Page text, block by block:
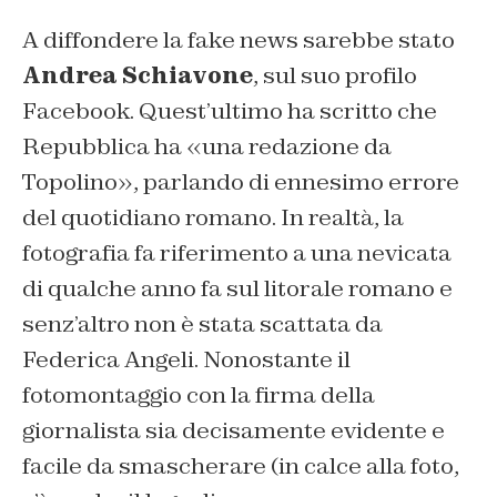
A diffondere la fake news sarebbe stato
Andrea Schiavone, sul suo profilo
Facebook. Quest’ultimo ha scritto che
Repubblica ha «una redazione da
Topolino», parlando di ennesimo errore
del quotidiano romano. In realtà, la
fotografia fa riferimento a una nevicata
di qualche anno fa sul litorale romano e
senz’altro non è stata scattata da
Federica Angeli. Nonostante il
fotomontaggio con la firma della
giornalista sia decisamente evidente e
facile da smascherare (in calce alla foto,